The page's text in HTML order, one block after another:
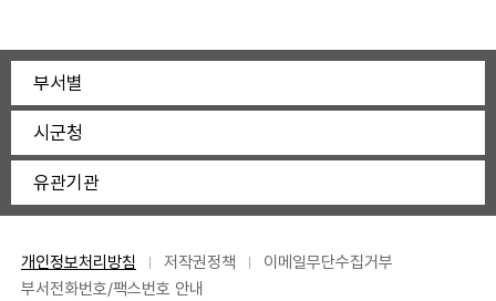
부서별
시군청
유관기관
개인정보처리방침 저작권정책
이메일무단수집거부
부서전화번호/팩스번호 안내